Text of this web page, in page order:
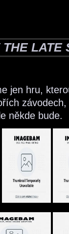
THE
jen hru,
někde bude.